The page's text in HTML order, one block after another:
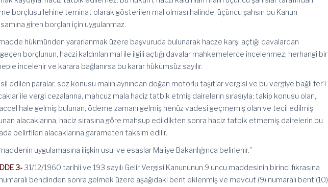
borçlusu lehine teminat olarak gösterilen mal olması halinde, üçüncü şahsın bu Kanun
giren borçları için uygulanmaz.
hükmünden yararlanmak üzere başvuruda bulunarak hacze karşı açtığı davalardan
borçlunun, haczi kaldırılan mal ile ilgili açtığı davalar mahkemelerce incelenmez; herhangi bir
incelenir ve karara bağlanırsa bu karar hükümsüz sayılır.
edilen paralar, söz konusu malın aynından doğan motorlu taşıtlar vergisi ve bu vergiye bağlı fer’i
ile vergi cezalarına, mahcuz mala haciz tatbik etmiş dairelerin sırasıyla; takip konusu olan,
hale gelmiş bulunan, ödeme zamanı gelmiş henüz vadesi geçmemiş olan ve tecil edilmiş
alacaklarına, haciz sırasına göre mahsup edildikten sonra haciz tatbik etmemiş dairelerin bu
belirtilen alacaklarına garameten taksim edilir.
uygulamasına ilişkin usul ve esaslar Maliye Bakanlığınca belirlenir.”
3- 31/12/1960 tarihli ve 193 sayılı Gelir Vergisi Kanununun 9 uncu maddesinin birinci fıkrasına
bendinden sonra gelmek üzere aşağıdaki bent eklenmiş ve mevcut (9) numaralı bent (10)